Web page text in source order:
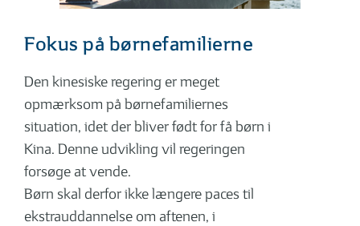
Fokus på børnefamilierne
Den kinesiske regering er meget
opmærksom på børnefamiliernes
situation, idet der bliver født for få børn i
Kina. Denne udvikling vil regeringen
forsøge at vende.
Børn skal derfor ikke længere paces til
ekstrauddannelse om aftenen, i